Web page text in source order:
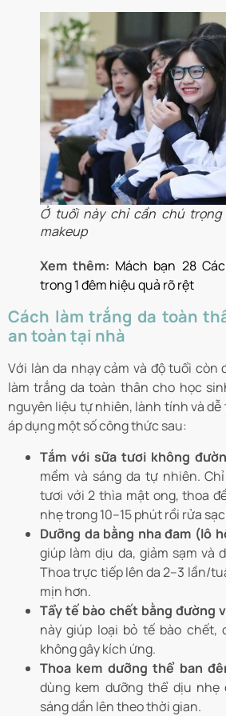
Ở tuổi này chỉ cần chú
makeup
Xem thêm: Mách bạn 28
trong 1 đêm hiệu quả rõ rệt
Cách làm trắng da toàn
an toàn tại nhà
Với làn da nhạy cảm và độ tuổi còn
làm trắng da toàn thân cho học
nguyên liệu tự nhiên, lành tính và
áp dụng một số công thức sau:
Tắm với sữa tươi không
mềm và sáng da tự nhiên.
tươi với 2 thìa mật ong, thoa
nhẹ trong 10–15 phút rồi rửa
Dưỡng da bằng nha đam (lô
giúp làm dịu da, giảm sạm và
Thoa trực tiếp lên da 2–3 lần/
mịn hơn.
Tẩy tế bào chết bằng đường
này giúp loại bỏ tế bào chết,
không gây kích ứng.
Thoa kem dưỡng thể ban
dùng kem dưỡng thể dịu nhẹ
sáng dần lên theo thời gian.